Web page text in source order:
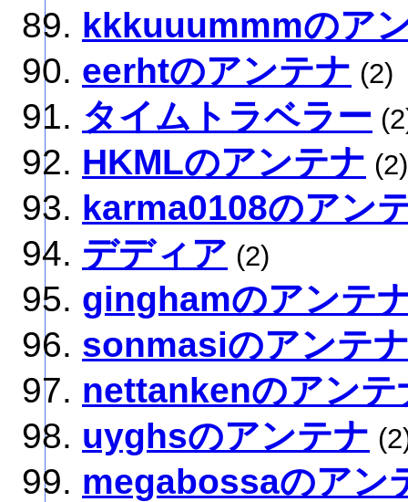
kkkuuummmのア
eerhtのアンテナ (2)
タイムトラベラー
HKMLのアンテナ (2)
karma0108のアン
デディア (2)
ginghamのアンテ
sonmasiのアンテ
nettankenのアンテ
uyghsのアンテナ
megabossaのアン